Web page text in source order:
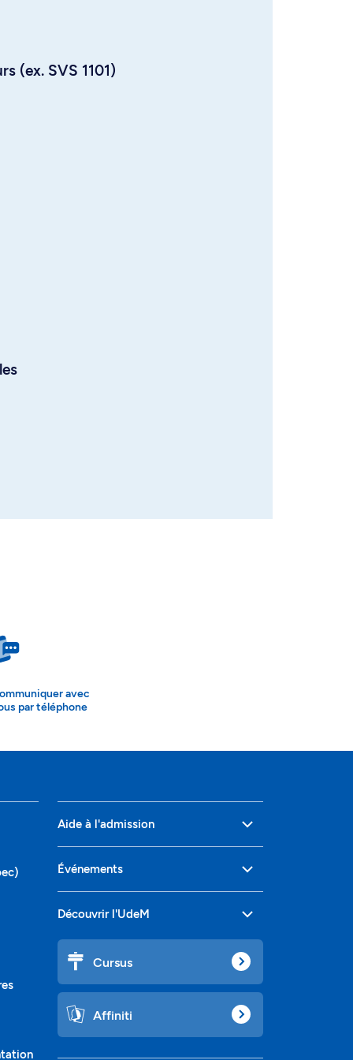
(ex. SVS 1101)
avec
par téléphone
Aide à l'admission
Événements
Découvrir l'UdeM
Cursus
Affiniti